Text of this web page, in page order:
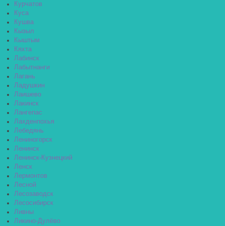
Курчатов
Куса
Кушва
Кызыл
Кыштым
Кяхта
Лабинск
Лабытнанги
Лагань
Ладушкин
Лаишево
Лакинск
Лангепас
Лахденпохья
Лебедянь
Лениногорск
Ленинск
Ленинск-Кузнецкий
Ленск
Лермонтов
Лесной
Лесозаводск
Лесосибирск
Ливны
Ликино-Дулёво